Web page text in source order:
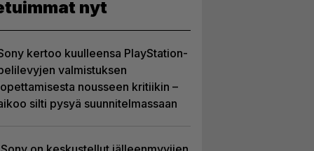
nyt
kertoo kuulleensa PlayStation-
valmistuksen
nousseen kritiikin –
silti pysyä suunnitelmassaan